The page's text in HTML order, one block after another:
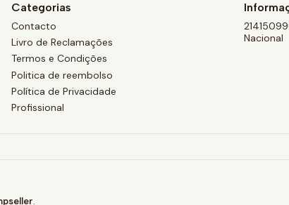
Categorias
Contacto
Livro de Reclamações
Termos e Condições
Politica de reembolso
Política de Privacidade
Profissional
Nacional
.